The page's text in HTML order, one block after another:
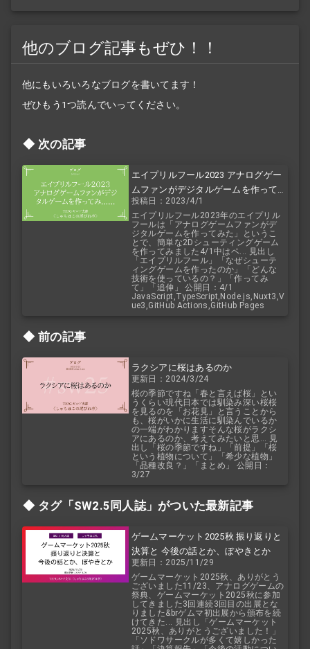
他のブログ記事もぜひ！！
他にもいろいろなブログを書いてます！
ぜひもう1つ読んでいってください。
次の記事
エイプリルフール2023 アナログゲー
ムファンがデジタルゲームを作って
みた
投稿日：2023/4/1
エイプリルフール2023年のエイプリル
フールは「アナログゲームファンがデ
ジタルゲームを作ってみた」というこ
とで、簡単な2Dシューティングゲーム
を作ってみました4/1中はペ... 見出し
「エイプリルフール」「なぜシューテ
ィングゲームを作ったのか」「どんな
技術を使っているの？」「作ってみ
て」「追伸」 公開日：4/1
JavaScript,TypeScript,Node.js,Nuxt3,V
ue3,GitHub Actions,GitHub Pages
前の記事
ラクシアに桜はあるのか
更新日：2024/3/24
桜の季節ですね「春と言えば桜」とい
うくらい現代日本では馴染み深い桜桜
を見るのを「お花見」と言うことから
も、桜がいかに生活に馴染んでいるか
の一端がわかりますそんな桜がラクシ
アにあるのか、考えてみたいと思... 見
出し「桜の季節ですね」「前提」「桜
という植物について」「希少な植物」
「品種改良？」「まとめ」 公開日：
3/27
タグ「SW2.5 同人誌」がついた最新記事
ゲームマーケット2025秋 振り返りと
決算と 今後の話とか、ぼやきとか
更新日：2025/11/29
ゲームマーケット2025秋、ありがとう
ございました11/23、アナログゲームの
祭典、ゲームマーケット2025秋に参加
してきました3回連続3回目の出展とな
りました&brゲムマ初出展から頒布を続
けてきた... 見出し「ゲームマーケット
2025秋、ありがとうございました！」
「ソドワサークルが多くて嬉しかった